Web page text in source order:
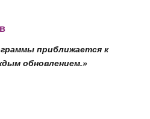
приближается к
обновлением.»